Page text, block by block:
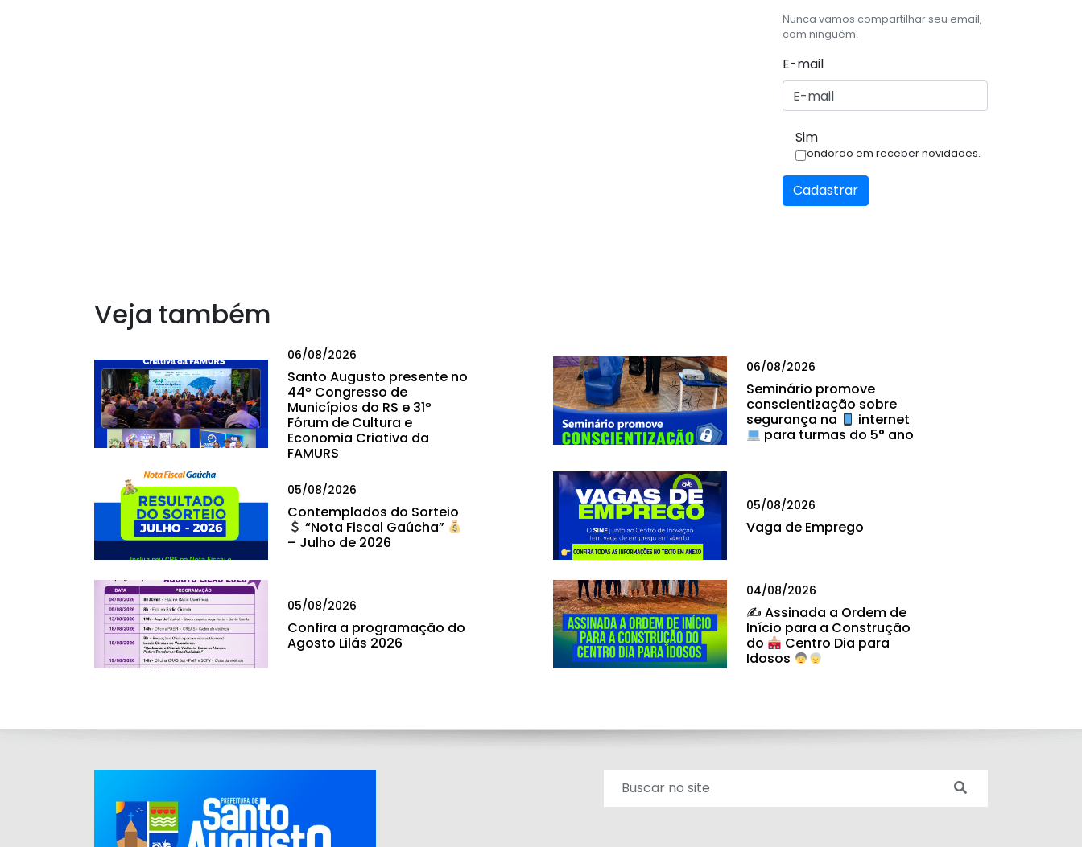
Nunca vamos compartilhar seu email,
com ninguém.
E-mail
Sim
Condordo em receber novidades.
Cadastrar
Veja também
06/08/2026
Santo Augusto presente no
44º Congresso de
Municípios do RS e 31º
Fórum de Cultura e
Economia Criativa da
FAMURS
06/08/2026
Seminário promove
conscientização sobre
segurança na
internet
para turmas do 5° ano
05/08/2026
Contemplados do Sorteio
“Nota Fiscal Gaúcha”
– Julho de 2026
05/08/2026
Vaga de Emprego
05/08/2026
Confira a programação do
Agosto Lilás 2026
04/08/2026
✍ Assinada a Ordem de
Início para a Construção
do
Centro Dia para
Idosos